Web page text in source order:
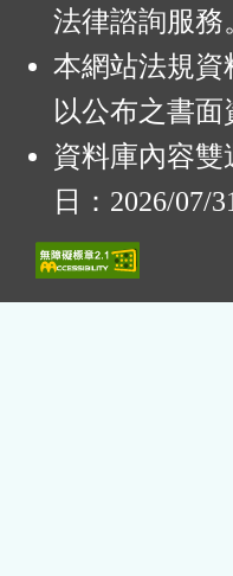
法律諮詢服務
本網站法規資
以公布之書面
資料庫內容
日：2026/07/